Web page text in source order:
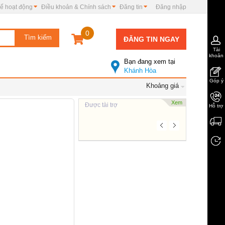
Đăng nhập
Đăng tin
Điều khoản & Chính sách
hoạt động
0
ĐĂNG TIN NGAY
Bạn đang xem tại
Khánh Hòa
Khoảng giá
Được tài trợ Xem
Tài
khoản
Góp ý
Hỗ trợ